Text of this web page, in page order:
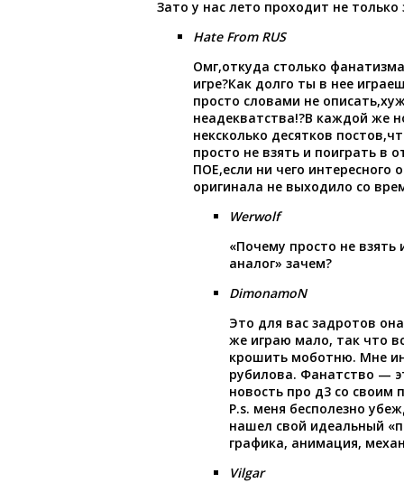
Зато у нас лето проходит не
Hate From RUS
Омг,откуда столько
игре?Как долго ты в нее
просто словами не
неадекватства!?В каждой же
нексколько десятков
просто не взять и поиграть в
ПОЕ,если ни чего интересного
оригинала не выходило со
Werwolf
«Почему просто не
аналог» зачем?
DimonamoN
Это для вас задротов
же играю мало, так что
крошить моботню. Мне
рубилова. Фанатство —
новость про д3 со своим
P.s. меня бесполезно
нашел свой идеальный
графика, анимация,
Vilgar